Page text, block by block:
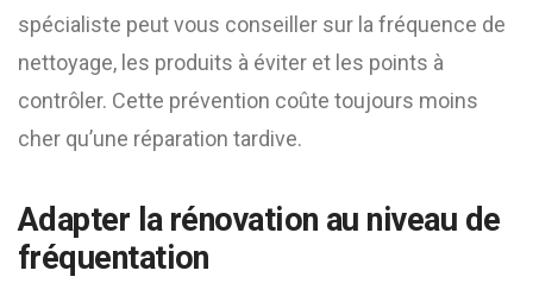
spécialiste peut vous conseiller sur la fréquence de
nettoyage, les produits à éviter et les points à
contrôler. Cette prévention coûte toujours moins
cher qu’une réparation tardive.
Adapter la rénovation au niveau de
fréquentation